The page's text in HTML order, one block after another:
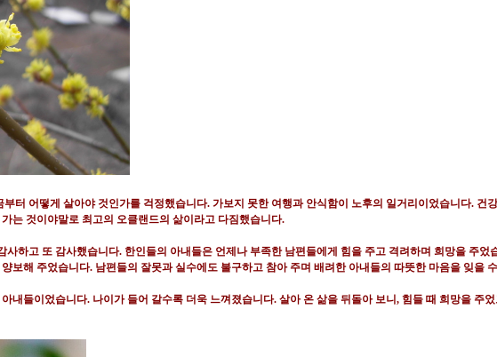
부터 어떻게 살아야 것인가를 걱정했습니다. 가보지 못한 여행과 안식함이 노후의 일거리이었습니다. 건
는 것이야말로 최고의 오클랜드의 삶이라고 다짐했습니다.
사하고 또 감사했습니다. 한인들의 아내들은 언제나 부족한 남편들에게 힘을 주고 격려하며 희망을 주었
보해 주었습니다. 남편들의 잘못과 실수에도 불구하고 참아 주며 배려한 아내들의 따뜻한 마음을 잊을
내들이었습니다. 나이가 들어 갈수록 더욱 느껴졌습니다. 살아 온 삶을 뒤돌아 보니, 힘들 때 희망을 주